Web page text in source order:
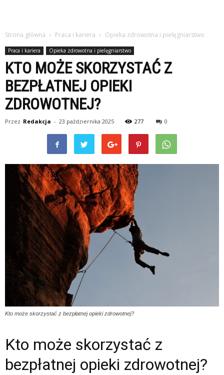
Strona główna Praca i kariera Opieka zdrowotna i pielęgniarstwo
Praca i kariera Opieka zdrowotna i pielęgniarstwo
KTO MOŻE SKORZYSTAĆ Z
BEZPŁATNEJ OPIEKI
ZDROWOTNEJ?
Przez Redakcja - 23 października 2025 277 0
Kto może skorzystać z bezpłatnej opieki zdrowotnej?
Kto może skorzystać z
bezpłatnej opieki zdrowotnej?